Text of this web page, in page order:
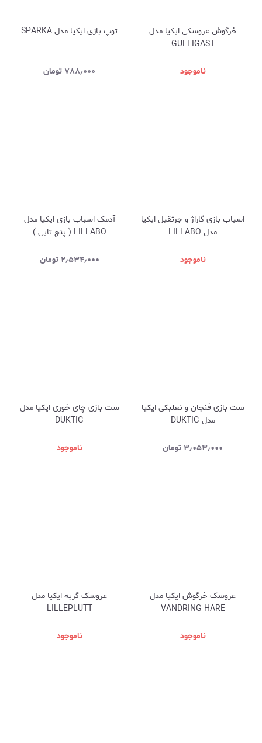
خرگوش عروسکی ایکیا مدل
GULLIGAST
ناموجود
توپ بازی ایکیا مدل SPARKA
۷۸۸٫۰۰۰ تومان
اسباب بازی گاراژ و جرثقیل ایکیا
مدل LILLABO
ناموجود
آدمک اسباب بازی ایکیا مدل
LILLABO ( پنج تایی )
۲٫۵۳۴٫۰۰۰ تومان
ست بازی فنجان و نعلبکی ایکیا
مدل DUKTIG
۳٫۰۵۳٫۰۰۰ تومان
ست بازی چای خوری ایکیا مدل
DUKTIG
ناموجود
عروسک خرگوش ایکیا مدل
VANDRING HARE
ناموجود
عروسک گربه ایکیا مدل
LILLEPLUTT
ناموجود